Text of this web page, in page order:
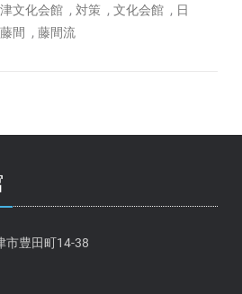
文化会館 , 対策 , 文化会館 , 日
藤間 , 藤間流
市豊田町14-38